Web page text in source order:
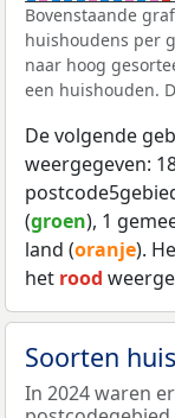
Bovenstaande
huishoudens per
naar hoog
een huishouden.
De volgende
weergegeven:
(groen), 1
land (oranje).
het rood
Soorten
In 2024 waren